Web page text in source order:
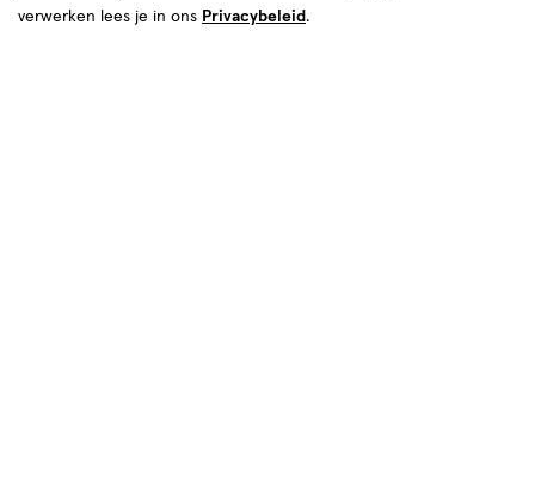
verwerken lees je in ons Privacybeleid .